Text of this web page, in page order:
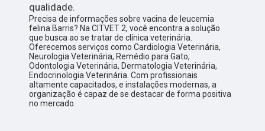
qualidade.
Precisa de informações sobre vacina de leucemia
felina Barris? Na CITVET 2, você encontra a solução
que busca ao se tratar de clínica veterinária.
Oferecemos serviços como Cardiologia Veterinária,
Neurologia Veterinária, Remédio para Gato,
Odontologia Veterinária, Dermatologia Veterinária,
Endocrinologia Veterinária. Com profissionais
altamente capacitados, e instalações modernas, a
organização é capaz de se destacar de forma positiva
no mercado.